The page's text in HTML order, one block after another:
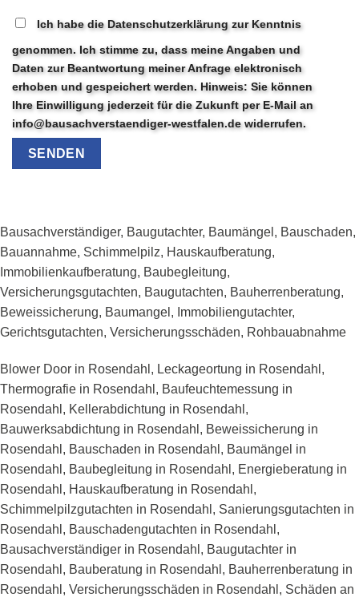
Ich habe die Datenschutzerklärung zur Kenntnis
genommen. Ich stimme zu, dass meine Angaben und
Daten zur Beantwortung meiner Anfrage elektronisch
erhoben und gespeichert werden. Hinweis: Sie können
Ihre Einwilligung jederzeit für die Zukunft per E-Mail an
info@bausachverstaendiger-westfalen.de widerrufen.
Bausachverständiger, Baugutachter, Baumängel, Bauschaden,
Bauannahme, Schimmelpilz, Hauskaufberatung,
Immobilienkaufberatung, Baubegleitung,
Versicherungsgutachten, Baugutachten, Bauherrenberatung,
Beweissicherung, Baumangel, Immobiliengutachter,
Gerichtsgutachten, Versicherungsschäden, Rohbauabnahme
Blower Door in Rosendahl, Leckageortung in Rosendahl,
Thermografie in Rosendahl, Baufeuchtemessung in
Rosendahl, Kellerabdichtung in Rosendahl,
Bauwerksabdichtung in Rosendahl, Beweissicherung in
Rosendahl, Bauschaden in Rosendahl, Baumängel in
Rosendahl, Baubegleitung in Rosendahl, Energieberatung in
Rosendahl, Hauskaufberatung in Rosendahl,
Schimmelpilzgutachten in Rosendahl, Sanierungsgutachten in
Rosendahl, Bauschadengutachten in Rosendahl,
Bausachverständiger in Rosendahl, Baugutachter in
Rosendahl, Bauberatung in Rosendahl, Bauherrenberatung in
Rosendahl, Versicherungsschäden in Rosendahl, Schäden an